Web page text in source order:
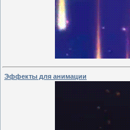
Эффекты для анимации